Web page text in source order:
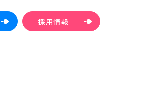
採用情報